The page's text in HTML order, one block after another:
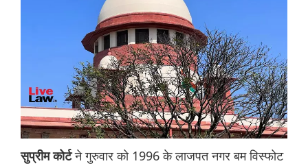
सुप्रीम कोर्टने गुरुवार को 1996 के लाजपत नगर बम विस्फोट